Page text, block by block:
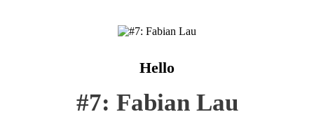
Hello
#7: Fabian Lau